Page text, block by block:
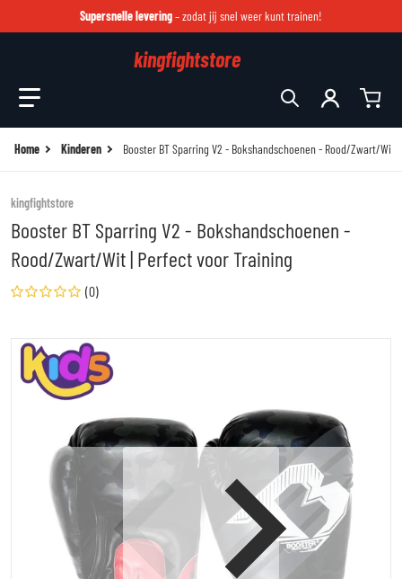
Supersnelle levering– zodat jij snel weer kunt trainen!
kingfightstore
Home Kinderen Booster BT Sparring V2 - Bokshandschoenen - Rood/Zwart/Wit
files/camodd.jpg
Open media 1 in galerijweergave
kingfightstore
Booster BT Sparring V2 - Bokshandschoenen -
Rood/Zwart/Wit | Perfect voor Training
(0)